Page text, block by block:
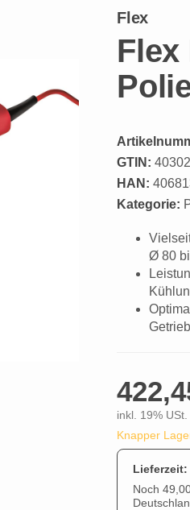
Flex
Flex
GTIN:
HAN:
Kategorie:
Ø 80
inkl. 19% USt.
Knapper
Lieferzeit:
Noch